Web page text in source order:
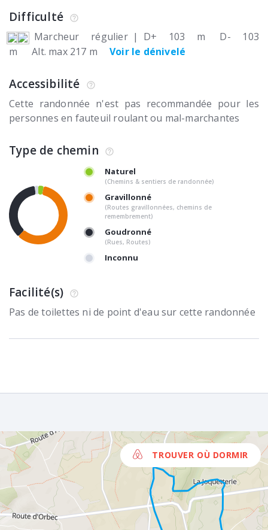
Difficulté
Marcheur régulier | D+ 103 m
D- 103
m
Alt. max 217 m Voir le dénivelé
Accessibilité
Cette randonnée n'est pas recommandée pour les
personnes en fauteuil roulant ou mal-marchantes
Type de chemin
Naturel
(Chemins & sentiers de randonnée)
Gravillonné
(Routes gravillonnées, chemins de
remembrement)
Goudronné
(Rues, Routes)
Inconnu
Facilité(s)
Pas de toilettes ni de point d'eau sur cette randonnée
TROUVER OÙ DORMIR